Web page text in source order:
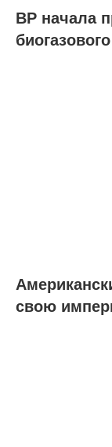
BP начала
свою